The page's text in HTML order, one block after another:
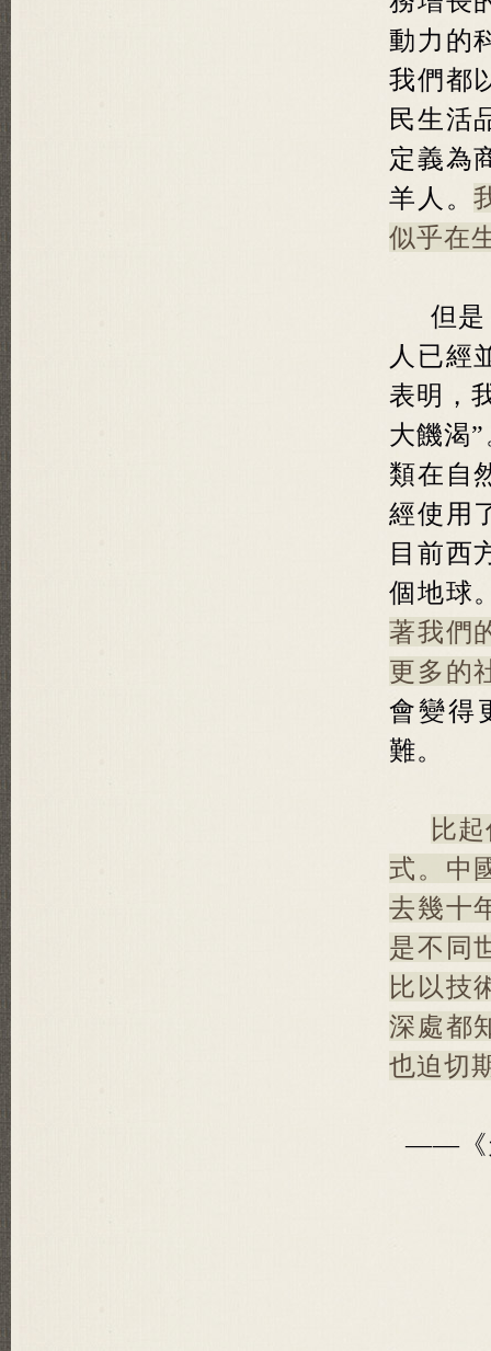
動力的
我們都
民生活
定義為
羊人。
似乎在
但
人已經
表明，
大饑渴
類在自
經使用
目前西
個地球
著我們
更多的
會變得
難。
比
式。中
去幾十
是不同
比以技
深處都
也迫切
——《